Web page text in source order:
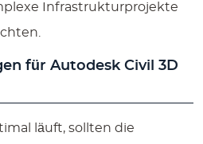
Infrastrukturprojekte
für Autodesk Civil 3D
läuft, sollten die